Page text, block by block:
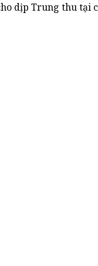
dịp Trung thu tại